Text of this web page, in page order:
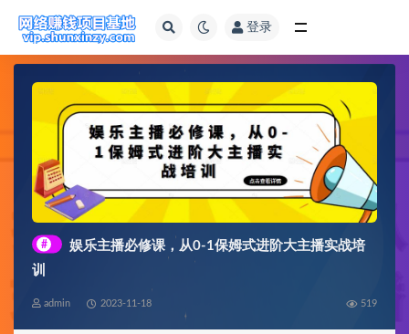
登录
#
娱乐主播必修课，从0-1保姆式进阶大主播实战培
训
admin 2023-11-18 519